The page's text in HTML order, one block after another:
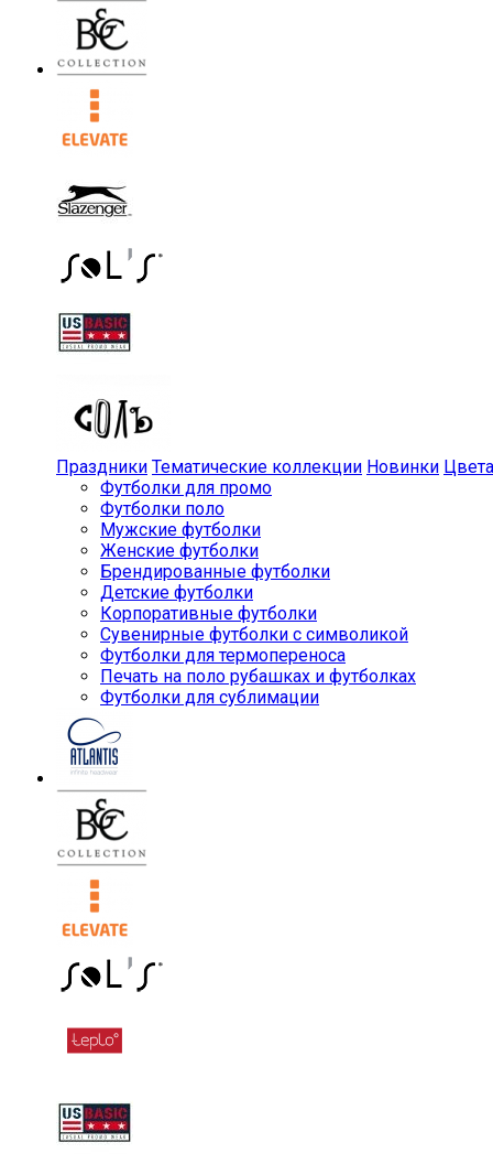
Праздники Тематические коллекции Новинки Цвета
Футболки для промо
Футболки поло
Мужские футболки
Женские футболки
Брендированные футболки
Детские футболки
Корпоративные футболки
Сувенирные футболки с символикой
Футболки для термопереноса
Печать на поло рубашках и футболках
Футболки для сублимации